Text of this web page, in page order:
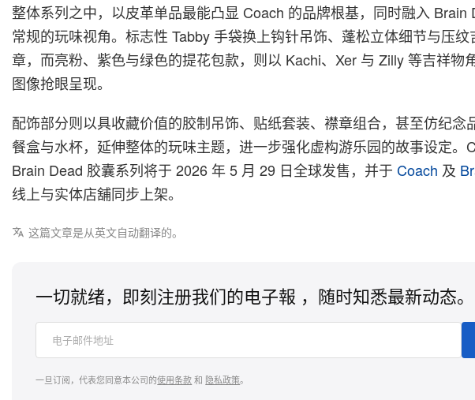
整体系列之中，以皮革单品最能凸显 Coach 的品牌根基，同时融入 Brain
常规的玩味视角。标志性 Tabby 手袋换上钩针吊饰、蓬松立体细节与压纹
章，而亮粉、紫色与绿色的提花包款，则以 Kachi、Xer 与 Zilly 等吉祥物
图像抢眼呈现。
配饰部分则以具收藏价值的胶制吊饰、贴纸套装、襟章组合，甚至仿纪念
餐盒与水杯，延伸整体的玩味主题，进一步强化虚构游乐园的故事设定。
Brain Dead 胶囊系列将于 2026 年 5 月 29 日全球发售，并于Coach 及
线上与实体店舖同步上架。
这篇文章是从英文自动翻译的。
一切就绪，即刻注册我们的电子報 ，随时知悉最新动态。
一旦订阅，代表您同意本公司的使用条款和 隐私政策。